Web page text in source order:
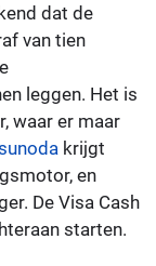
dat de
van tien
leggen. Het is
waar er maar
krijgt
en
De Visa Cash
starten.